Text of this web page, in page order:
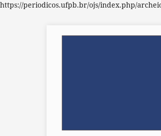
https://periodicos.ufpb.br/ojs/index.php/